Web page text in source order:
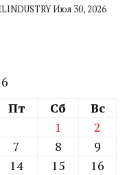
Июл 30, 2026
Пт Сб
Вс
1
2
7 8
9
14 15
16